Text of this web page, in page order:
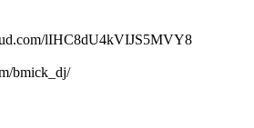
lIHC8dU4kVIJS5MVY8
bmick_dj/